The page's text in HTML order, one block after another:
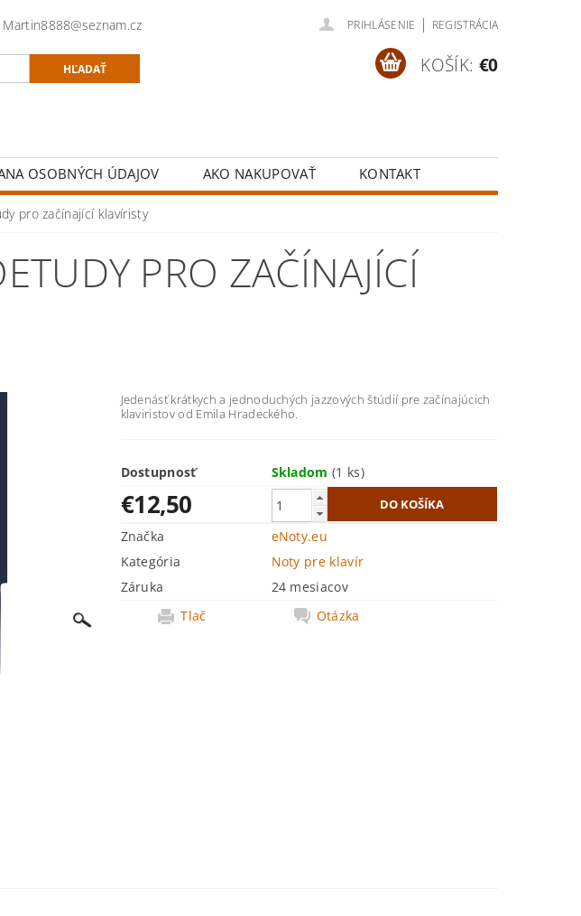
Martin8888@seznam.cz PRIHLÁSENIE | REGISTRÁCIA
KOŠÍK: €0
OSOBNÝCH ÚDAJOV AKO NAKUPOVAŤ KONTAKT
pro začínající klavíristy
PRO ZAČÍNAJÍCÍ
Jedenásť krátkych a jednoduchých jazzových štúdií pre začínajúcich
klaviristov od Emila Hradeckého.
Dostupnosť Skladom(1 ks)
€12,50
Značka
eNoty.eu
Kategória
Noty pre klavír
Záruka
24 mesiacov
Tlač
Otázka